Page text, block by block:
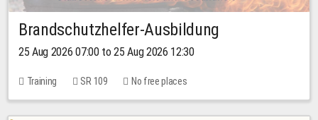
Brandschutzhelfer-Ausbildung
25 Aug 2026 07:00 to 25 Aug 2026 12:30
Training SR 109 No free places